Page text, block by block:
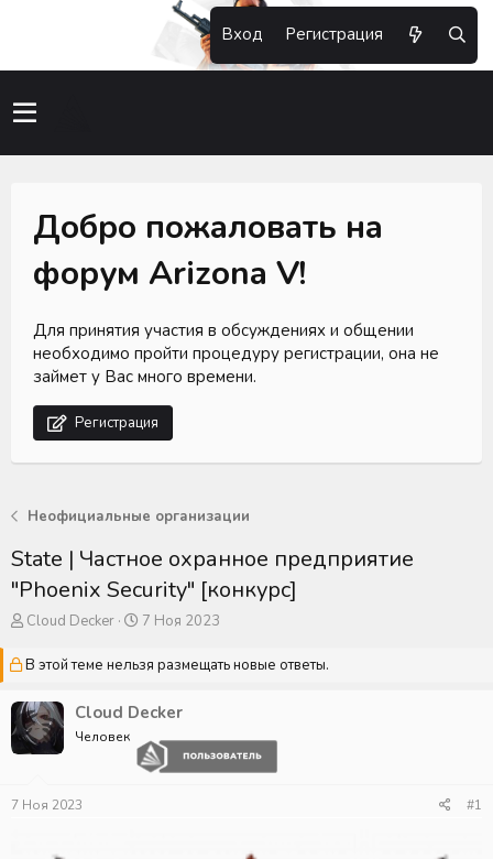
Вход Регистрация
Добро пожаловать на
форум Arizona V!
Для принятия участия в обсуждениях и общении
необходимо пройти процедуру регистрации, она не
займет у Вас много времени.
Регистрация
Неофициальные организации
State | Частное охранное предприятие
"Phoenix Security" [конкурс]
А
т
р
т
е
м
Cloud Decker
Д
т
а
ч
а
л
7 Ноя 2023
В этой теме нельзя размещать новые ответы.
Cloud Decker
Человек
7 Ноя 2023 #1